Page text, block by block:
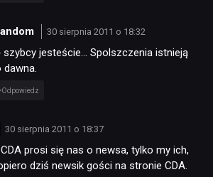
30 sierpnia 2011 o 18:32
szybcy jesteście… Spolszczenia istnieją
dawna.
Odpowiedz
30 sierpnia 2011 o 18:37
prosi się nas o newsa, tylko my ich,
dziś newsik gości na stronie CDA.